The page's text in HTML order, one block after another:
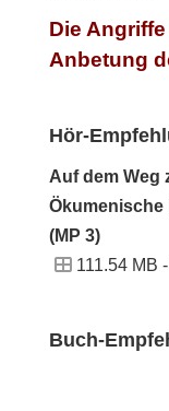
Die
Anbetung
Hör-
Auf dem Weg
Ökumenische
(MP 3)
111.54 MB -
Buch-